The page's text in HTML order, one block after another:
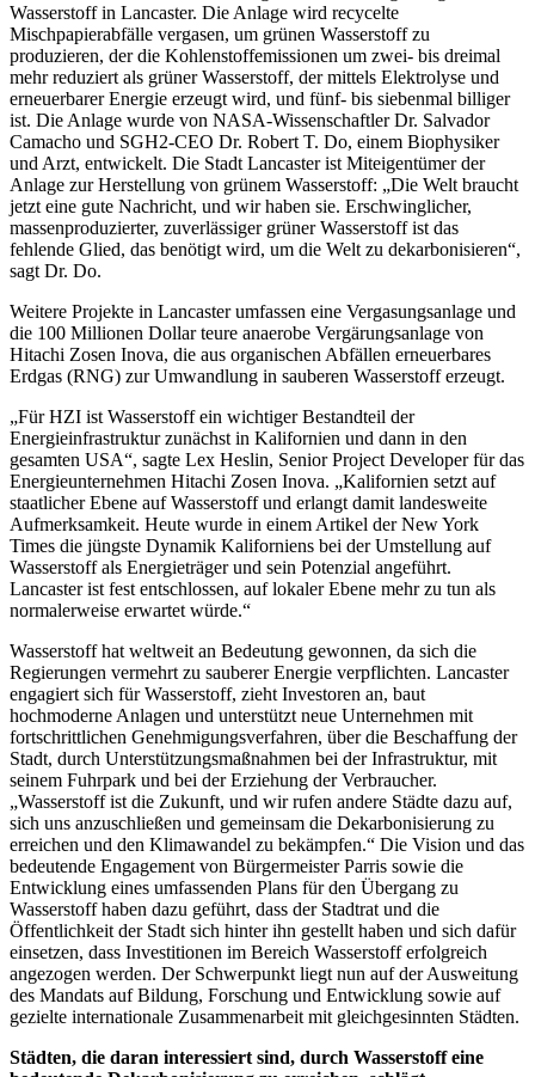
Wasserstoff in Lancaster. Die Anlage wird recycelte
Mischpapierabfälle vergasen, um grünen Wasserstoff zu
produzieren, der die Kohlenstoffemissionen um zwei- bis dreimal
mehr reduziert als grüner Wasserstoff, der mittels Elektrolyse und
erneuerbarer Energie erzeugt wird, und fünf- bis siebenmal billiger
ist. Die Anlage wurde von NASA-Wissenschaftler Dr. Salvador
Camacho und SGH2-CEO Dr. Robert T. Do, einem Biophysiker
und Arzt, entwickelt. Die Stadt Lancaster ist Miteigentümer der
Anlage zur Herstellung von grünem Wasserstoff: „Die Welt braucht
jetzt eine gute Nachricht, und wir haben sie. Erschwinglicher,
massenproduzierter, zuverlässiger grüner Wasserstoff ist das
fehlende Glied, das benötigt wird, um die Welt zu dekarbonisieren“,
sagt Dr. Do.
Weitere Projekte in Lancaster umfassen eine Vergasungsanlage und
die 100 Millionen Dollar teure anaerobe Vergärungsanlage von
Hitachi Zosen Inova, die aus organischen Abfällen erneuerbares
Erdgas (RNG) zur Umwandlung in sauberen Wasserstoff erzeugt.
„Für HZI ist Wasserstoff ein wichtiger Bestandteil der
Energieinfrastruktur zunächst in Kalifornien und dann in den
gesamten USA“, sagte Lex Heslin, Senior Project Developer für das
Energieunternehmen Hitachi Zosen Inova. „Kalifornien setzt auf
staatlicher Ebene auf Wasserstoff und erlangt damit landesweite
Aufmerksamkeit. Heute wurde in einem Artikel der New York
Times die jüngste Dynamik Kaliforniens bei der Umstellung auf
Wasserstoff als Energieträger und sein Potenzial angeführt.
Lancaster ist fest entschlossen, auf lokaler Ebene mehr zu tun als
normalerweise erwartet würde.“
Wasserstoff hat weltweit an Bedeutung gewonnen, da sich die
Regierungen vermehrt zu sauberer Energie verpflichten. Lancaster
engagiert sich für Wasserstoff, zieht Investoren an, baut
hochmoderne Anlagen und unterstützt neue Unternehmen mit
fortschrittlichen Genehmigungsverfahren, über die Beschaffung der
Stadt, durch Unterstützungsmaßnahmen bei der Infrastruktur, mit
seinem Fuhrpark und bei der Erziehung der Verbraucher.
„Wasserstoff ist die Zukunft, und wir rufen andere Städte dazu auf,
sich uns anzuschließen und gemeinsam die Dekarbonisierung zu
erreichen und den Klimawandel zu bekämpfen.“ Die Vision und das
bedeutende Engagement von Bürgermeister Parris sowie die
Entwicklung eines umfassenden Plans für den Übergang zu
Wasserstoff haben dazu geführt, dass der Stadtrat und die
Öffentlichkeit der Stadt sich hinter ihn gestellt haben und sich dafür
einsetzen, dass Investitionen im Bereich Wasserstoff erfolgreich
angezogen werden. Der Schwerpunkt liegt nun auf der Ausweitung
des Mandats auf Bildung, Forschung und Entwicklung sowie auf
gezielte internationale Zusammenarbeit mit gleichgesinnten Städten.
Städten, die daran interessiert sind, durch Wasserstoff eine